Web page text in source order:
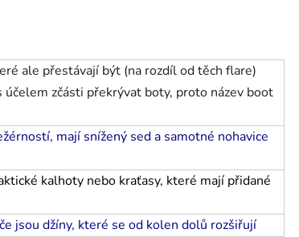
ale přestávají být (na rozdíl od těch flare)
účelem zčásti překrývat boty, proto název boot
mají snížený sed a samotné nohavice
kalhoty nebo kraťasy, které mají přidané
jsou džíny, které se od kolen dolů rozšiřují